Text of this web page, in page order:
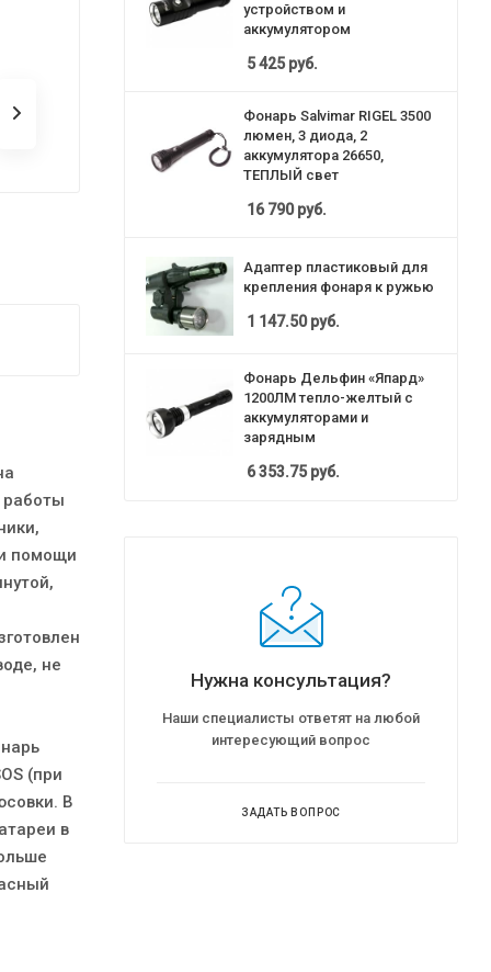
помощи
не
(при
В
в
устройством и
аккумулятором
5 425руб.
Фонарь Salvimar RIGEL 3500
люмен, 3 диода, 2
аккумулятора 26650,
ТЕПЛЫЙ свет
16 790руб.
Адаптер пластиковый для
крепления фонаря к ружью
1 147.50руб.
Фонарь Дельфин «Япард»
1200ЛМ тепло-желтый с
аккумуляторами и
зарядным
6 353.75руб.
Нужна консультация?
Наши специалисты ответят на любой
интересующий вопрос
ЗАДАТЬ ВОПРОС